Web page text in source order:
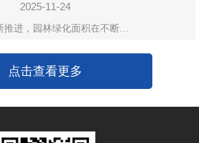
2025-11-24
推进，园林绿化面积在不断…
点击查看更多